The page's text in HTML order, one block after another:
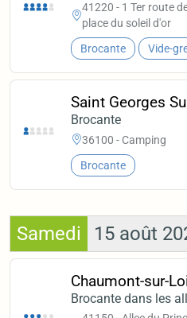
41220 - 1 Ter route
place du soleil d'or
Brocante Vide-
Saint Georges
Brocante
36100 - Camping
Brocante
Samedi 15 août
Chaumont-sur-
Brocante dans les